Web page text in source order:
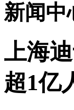
新闻中
上海
超1亿